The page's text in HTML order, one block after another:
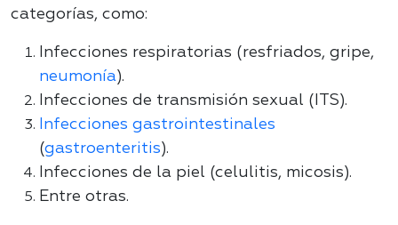
categorías, como:
Infecciones respiratorias (resfriados, gripe,
neumonía).
Infecciones de transmisión sexual (ITS).
Infecciones gastrointestinales
(gastroenteritis).
Infecciones de la piel (celulitis, micosis).
Entre otras.